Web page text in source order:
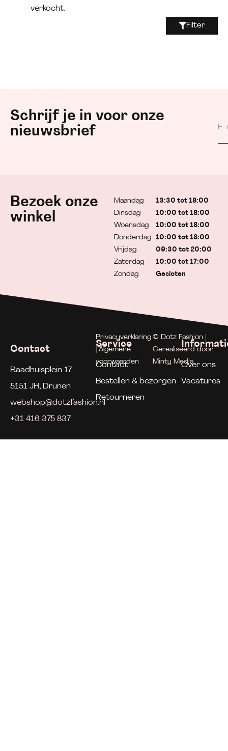
verkocht.
Filter
Schrijf je in voor onze
nieuwsbrief
Bezoek onze
winkel
Maandag
Dinsdag
Woensdag
Donderdag
Vrijdag
Zaterdag
Zondag
13:30 tot 18:00
10:00 tot 18:00
10:00 tot 18:00
10:00 tot 18:00
09:30 tot 20:00
10:00 tot 17:00
Gesloten
Contact
Raadhuisplein 17
5151 JH, Drunen
webshop@dotzfashion.nl
+31 416 375 837
Service
Contact
Bestellen & bezorgen
Retourneren
Over ons
Vacatures
Privacyverklaring
| Algemene
voorwaarden
© Dotz Fashion |
Gerealiseerd door
Minty Media